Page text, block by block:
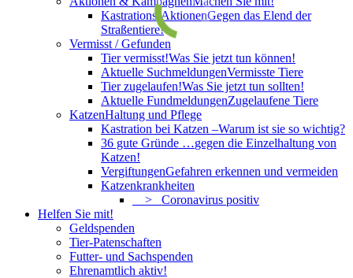
Kastrations-AktionenGegen das Elend der
Straßentiere!
Vermisst / Gefunden
Tier vermisst!Was Sie jetzt tun können!
Aktuelle SuchmeldungenVermisste Tiere
Tier zugelaufen!Was Sie jetzt tun sollten!
Aktuelle FundmeldungenZugelaufene Tiere
KatzenHaltung und Pflege
Kastration bei Katzen –Warum ist sie so wichtig?
36 gute Gründe …gegen die Einzelhaltung von
Katzen!
VergiftungenGefahren erkennen und vermeiden
Katzenkrankheiten
> Coronavirus positiv
Helfen Sie mit!
Geldspenden
Tier-Patenschaften
Futter- und Sachspenden
Ehrenamtlich aktiv!